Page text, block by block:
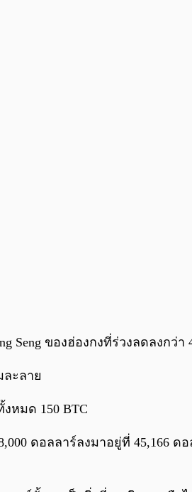
ของฮ่องกงที่ร่วงลดลงกว่า
ละลาย
หมด 150 BTC
ดอลลาร์ลงมาอยู่ที่ 45,166